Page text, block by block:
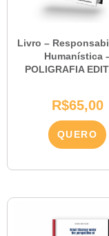
Livro –
Humanística
POLIGRAFIA
R$65,00
QUERO